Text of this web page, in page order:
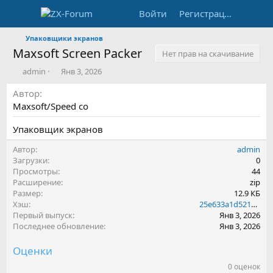
Войти Регистрация
Упаковщики экранов
Maxsoft Screen Packer
Нет прав на скачивание
А
в
т
о
р
admin
Д
а
а
с
о
и
Янв 3, 2026
Автор
Maxsoft/Speed co
Упаковщик экранов
Автор
admin
Загрузки
0
Просмотры
44
Расширение
zip
Размер
12.9 КБ
Хэш
25e633a1d521a954daa241acac4fe2b2
Первый выпуск
Янв 3, 2026
Последнее обновление
Янв 3, 2026
Оценки
0 оценок